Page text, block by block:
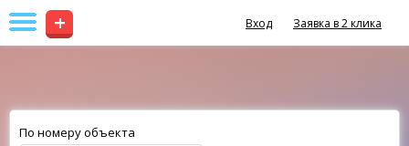
+ Вход Заявка в 2 клика
По номеру объекта